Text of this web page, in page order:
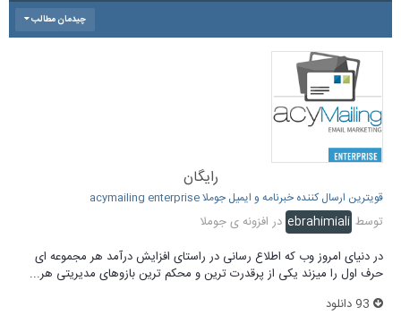
چیدمان مطالب
رایگان
قویترین ارسال کننده خبرنامه و ایمیل جوملا acymailing enterprise
توسط ebrahimiali در افزونه ی جوملا
در دنیای امروز وب که اطلاع رسانی در راستای افزایش درآمد هر مجموعه ای
حرف اول را میزند یکی از پرقدرت ترین و محکم ترین بازوهای مدیریتی هر...